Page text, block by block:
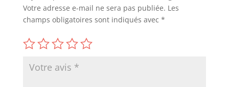
Votre adresse e-mail ne sera pas publiée. Les
champs obligatoires sont indiqués avec *